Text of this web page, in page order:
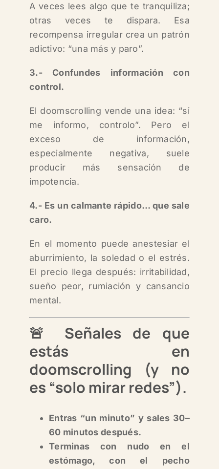
A veces lees algo que te tranquiliza;
otras veces te dispara. Esa
recompensa irregular crea un patrón
adictivo: “una más y paro”.
3.- Confundes información con
control.
El doomscrolling vende una idea: “si
me informo, controlo”. Pero el
exceso de información,
especialmente negativa, suele
producir más sensación de
impotencia.
4.- Es un calmante rápido… que sale
caro.
En el momento puede anestesiar el
aburrimiento, la soledad o el estrés.
El precio llega después: irritabilidad,
sueño peor, rumiación y cansancio
mental.
🚨 Señales de que
estás en
doomscrolling (y no
es “solo mirar redes”).
Entras “un minuto” y sales 30–
60 minutos después.
Terminas con nudo en el
estómago, con el pecho